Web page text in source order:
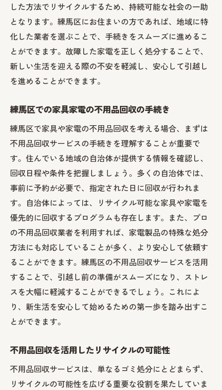
した方法でリサイクルするため、持続可能な社会の一助
となります。練馬区にお住まいの方であれば、地域に特
化した業者を選ぶことで、手続きをスムーズに進めるこ
とができます。故障した家電を正しく処分することで、
新しい生活を迎える際の不安を軽減し、安心して引越し
を進めることができます。
練馬区での家具家電の不用品回収の手続き
練馬区で家具や家電の不用品回収を考える場合、まずは
不用品回収サービスの手続きを理解することが重要で
す。住んでいる地域の自治体が提供する情報を確認し、
回収日程や条件を把握しましょう。多くの自治体では、
事前に予約が必要で、指定された日に回収が行われま
す。自治体によっては、リサイクル可能な家具や家電を
優先的に回収するプログラムも存在します。また、プロ
の不用品回収業者を利用すれば、家電製品の特殊な処分
方法にも対応していることが多く、より安心して依頼す
ることができます。練馬区の不用品回収サービスを活用
することで、引越し前の準備がスムーズになり、ストレ
スを大幅に軽減することができるでしょう。これによ
り、新生活を安心して始めるための第一歩を踏み出すこ
とができます。
不用品回収を活用したリサイクルの可能性
不用品回収サービスは、単なるゴミ処分にとどまらず、
リサイクルの可能性を広げる重要な役割を果たしていま